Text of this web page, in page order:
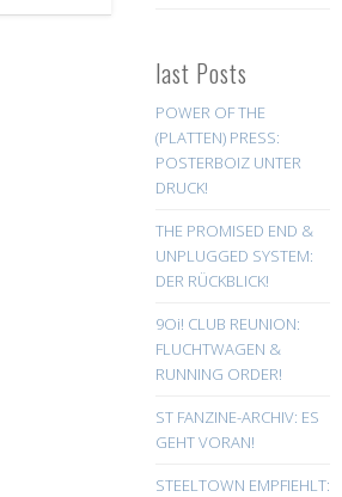
last Posts
POWER OF THE
(PLATTEN) PRESS:
POSTERBOIZ UNTER
DRUCK!
THE PROMISED END &
UNPLUGGED SYSTEM:
DER RÜCKBLICK!
9Oi! CLUB REUNION:
FLUCHTWAGEN &
RUNNING ORDER!
ST FANZINE-ARCHIV: ES
GEHT VORAN!
STEELTOWN EMPFIEHLT: